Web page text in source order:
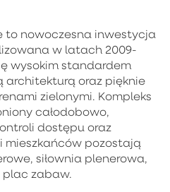
to nowoczesna inwestycja
w latach 2009-
wysokim standardem
architekturą oraz pięknie
zielonymi. Kompleks
całodobowo,
dostępu oraz
mieszkańców pozostają
siłownia plenerowa,
plac zabaw.